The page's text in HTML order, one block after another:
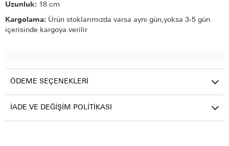
Uzunluk: 18 cm
Kargolama: Ürün stoklarımızda varsa aynı gün,yoksa 3-5 gün
içerisinde kargoya verilir
ÖDEME SEÇENEKLERI
İADE VE DEĞIŞIM POLITIKASI